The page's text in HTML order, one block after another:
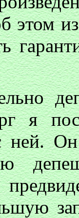
этом
я
ней.